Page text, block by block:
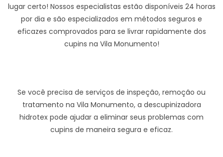
lugar certo! Nossos especialistas estão disponíveis 24 horas
por dia e são especializados em métodos seguros e
eficazes comprovados para se livrar rapidamente dos
cupins na Vila Monumento!
Se você precisa de serviços de inspeção, remoção ou
tratamento na Vila Monumento, a descupinizadora
hidrotex pode ajudar a eliminar seus problemas com
cupins de maneira segura e eficaz.